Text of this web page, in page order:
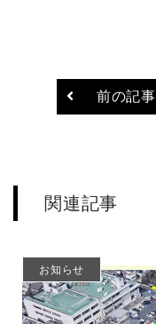
前の記事
関連記事
お知らせ